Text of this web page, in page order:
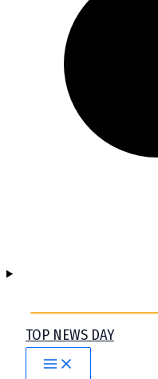
TOP NEWS DAY
Main
Menu